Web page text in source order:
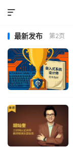

最新发布 第2页